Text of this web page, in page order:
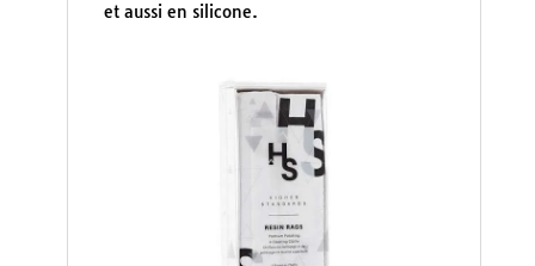
et aussi en silicone.